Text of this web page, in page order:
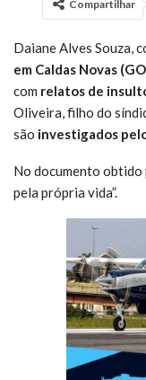
Compartilhar
Daiane Alves Souza,
em Caldas Novas
com relatos de
Oliveira, filho do
são investigados
No documento obtido
pela própria vida”.